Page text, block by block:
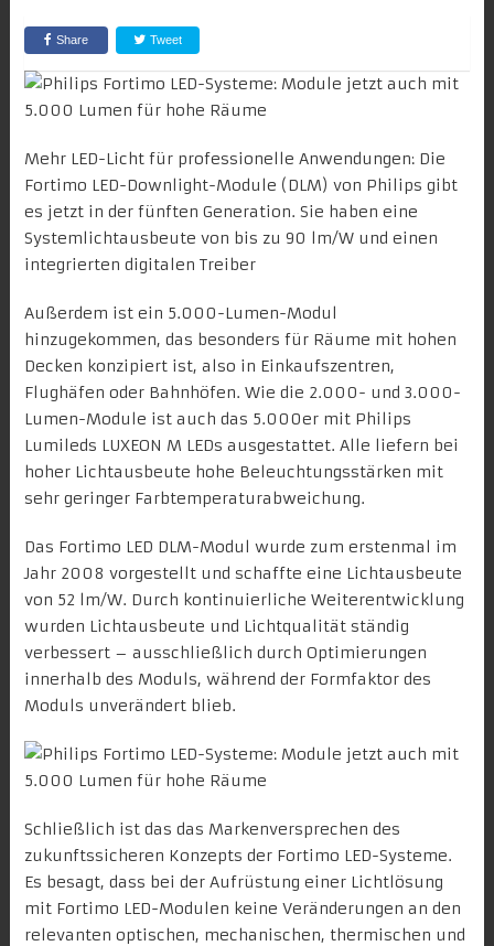
Share Tweet
Mehr LED-Licht für professionelle Anwendungen: Die
Fortimo LED-Downlight-Module (DLM) von Philips gibt
es jetzt in der fünften Generation. Sie haben eine
Systemlichtausbeute von bis zu 90 lm/W und einen
integrierten digitalen Treiber
Außerdem ist ein 5.000-Lumen-Modul
hinzugekommen, das besonders für Räume mit hohen
Decken konzipiert ist, also in Einkaufszentren,
Flughäfen oder Bahnhöfen. Wie die 2.000- und 3.000-
Lumen-Module ist auch das 5.000er mit Philips
Lumileds LUXEON M LEDs ausgestattet. Alle liefern bei
hoher Lichtausbeute hohe Beleuchtungsstärken mit
sehr geringer Farbtemperaturabweichung.
Das Fortimo LED DLM-Modul wurde zum erstenmal im
Jahr 2008 vorgestellt und schaffte eine Lichtausbeute
von 52 lm/W. Durch kontinuierliche Weiterentwicklung
wurden Lichtausbeute und Lichtqualität ständig
verbessert – ausschließlich durch Optimierungen
innerhalb des Moduls, während der Formfaktor des
Moduls unverändert blieb.
Schließlich ist das das Markenversprechen des
zukunftssicheren Konzepts der Fortimo LED-Systeme.
Es besagt, dass bei der Aufrüstung einer Lichtlösung
mit Fortimo LED-Modulen keine Veränderungen an den
relevanten optischen, mechanischen, thermischen und